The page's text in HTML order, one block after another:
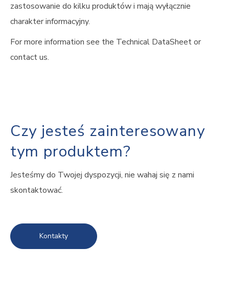
zastosowanie do kilku produktów i mają wyłącznie
charakter informacyjny.
For more information see the Technical DataSheet or
contact us.
Czy jesteś zainteresowany
tym produktem?
Jesteśmy do Twojej dyspozycji, nie wahaj się z nami
skontaktować.
Kontakty